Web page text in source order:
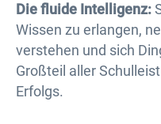
Die fluide Intelligenz:
Wissen zu erlangen,
verstehen und sich
Großteil aller
Erfolgs.